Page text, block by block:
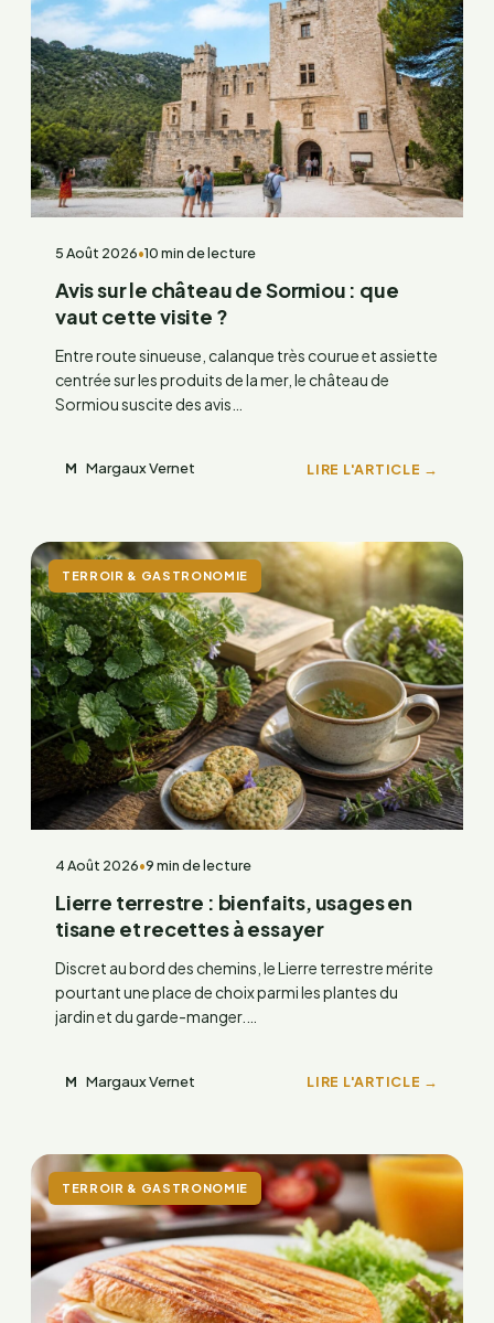
5 Août 2026•10 min de lecture
Avis sur le château de Sormiou : que
vaut cette visite ?
Entre route sinueuse, calanque très courue et assiette
centrée sur les produits de la mer, le château de
Sormiou suscite des avis…
M Margaux Vernet LIRE L'ARTICLE →
TERROIR & GASTRONOMIE
4 Août 2026•9 min de lecture
Lierre terrestre : bienfaits, usages en
tisane et recettes à essayer
Discret au bord des chemins, le Lierre terrestre mérite
pourtant une place de choix parmi les plantes du
jardin et du garde-manger.…
M Margaux Vernet LIRE L'ARTICLE →
TERROIR & GASTRONOMIE